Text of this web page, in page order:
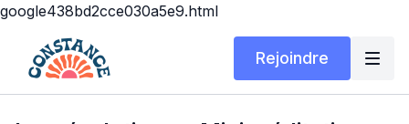
google438bd2cce030a5e9.html
Rejoindre